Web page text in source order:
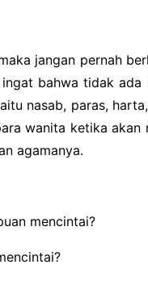
jangan pernah
bahwa tidak
nasab, paras,
wanita ketika
agamanya.
mencintai?